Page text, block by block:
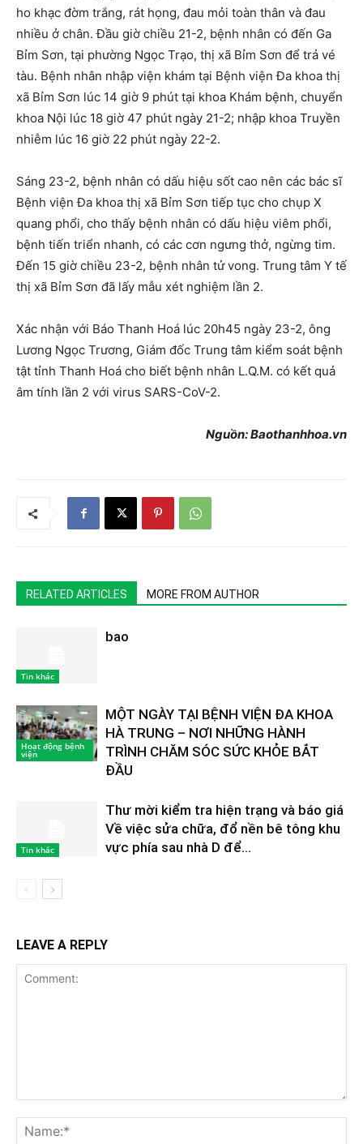
ho khạc đờm trắng, rát họng, đau mỏi toàn thân và đau
nhiều ở chân. Đầu giờ chiều 21-2, bệnh nhân có đến Ga
Bỉm Sơn, tại phường Ngọc Trạo, thị xã Bỉm Sơn để trả vé
tàu. Bệnh nhân nhập viện khám tại Bệnh viện Đa khoa thị
xã Bỉm Sơn lúc 14 giờ 9 phút tại khoa Khám bệnh, chuyển
khoa Nội lúc 18 giờ 47 phút ngày 21-2; nhập khoa Truyền
nhiễm lúc 16 giờ 22 phút ngày 22-2.
Sáng 23-2, bệnh nhân có dấu hiệu sốt cao nên các bác sĩ
Bệnh viện Đa khoa thị xã Bỉm Sơn tiếp tục cho chụp X
quang phổi, cho thấy bệnh nhân có dấu hiệu viêm phổi,
bệnh tiến triển nhanh, có các cơn ngưng thở, ngừng tim.
Đến 15 giờ chiều 23-2, bệnh nhân tử vong. Trung tâm Y tế
thị xã Bỉm Sơn đã lấy mẫu xét nghiệm lần 2.
Xác nhận với Báo Thanh Hoá lúc 20h45 ngày 23-2, ông
Lương Ngọc Trương, Giám đốc Trung tâm kiểm soát bệnh
tật tỉnh Thanh Hoá cho biết bệnh nhân L.Q.M. có kết quả
âm tính lần 2 với virus SARS-CoV-2.
Nguồn: Baothanhhoa.vn
RELATED ARTICLES MORE FROM AUTHOR
Tin khác
bao
Hoạt động bệnh
viện
MỘT NGÀY TẠI BỆNH VIỆN ĐA KHOA
HÀ TRUNG – NƠI NHỮNG HÀNH
TRÌNH CHĂM SÓC SỨC KHỎE BẮT
ĐẦU
Tin khác
Thư mời kiểm tra hiện trạng và báo giá
Về việc sửa chữa, đổ nền bê tông khu
vực phía sau nhà D để...
LEAVE A REPLY